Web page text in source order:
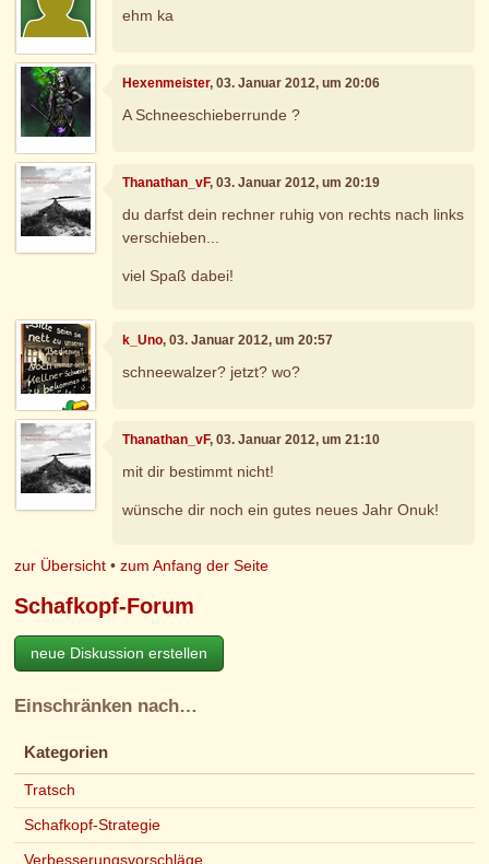
ehm ka
Hexenmeister, 03. Januar 2012, um 20:06
A Schneeschieberrunde ?
Thanathan_vF, 03. Januar 2012, um 20:19
du darfst dein rechner ruhig von rechts nach links
verschieben...
viel Spaß dabei!
k_Uno, 03. Januar 2012, um 20:57
schneewalzer? jetzt? wo?
Thanathan_vF, 03. Januar 2012, um 21:10
mit dir bestimmt nicht!
wünsche dir noch ein gutes neues Jahr Onuk!
zur Übersicht •zum Anfang der Seite
Schafkopf-Forum
neue Diskussion erstellen
Einschränken nach…
Kategorien
Tratsch
Schafkopf-Strategie
Verbesserungsvorschläge